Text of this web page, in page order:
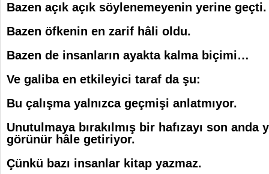
Bazen açık açık söylenemeyenin yerine geçti.
Bazen öfkenin en zarif hâli oldu.
Bazen de insanların ayakta kalma biçimi…
Ve galiba en etkileyici taraf da şu:
Bu çalışma yalnızca geçmişi anlatmıyor.
Unutulmaya bırakılmış bir hafızayı son anda
görünür hâle getiriyor.
Çünkü bazı insanlar kitap yazmaz.